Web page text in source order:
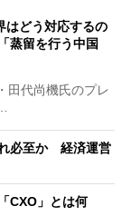
はどう対応するの
蒸留を行う中国
田代尚機氏のプレ
必至か 経済運営
CXO」とは何